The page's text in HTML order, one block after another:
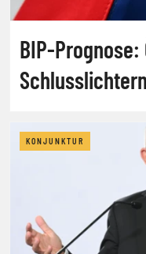
BIP-
Schlusslichtern
KONJUNKTUR